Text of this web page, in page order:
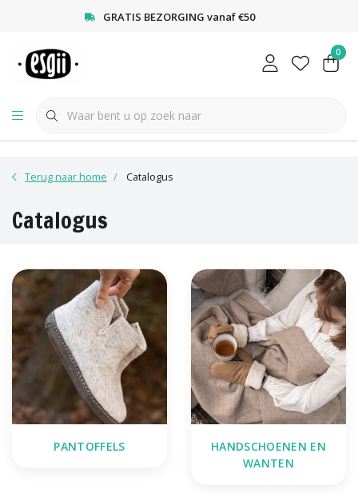
GRATIS BEZORGING vanaf €50
0
Terug naar home Catalogus
Catalogus
PANTOFFELS
HANDSCHOENEN EN
WANTEN